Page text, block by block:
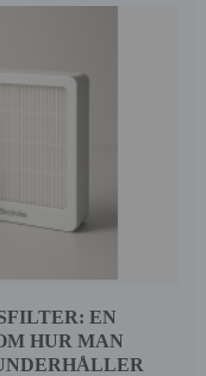
EN
HUR MAN